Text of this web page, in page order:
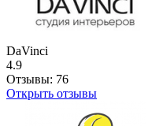
DaVinci
4.9
Отзывы: 76
Открыть отзывы